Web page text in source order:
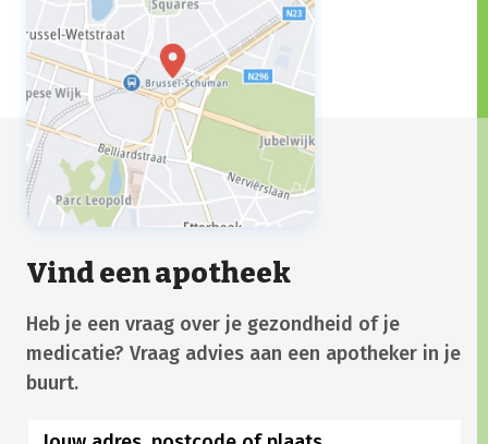
Vind een apotheek
Heb je een vraag over je gezondheid of je
medicatie? Vraag advies aan een apotheker in je
buurt.